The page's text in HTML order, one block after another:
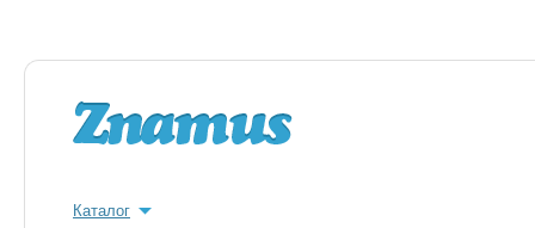
Каталог